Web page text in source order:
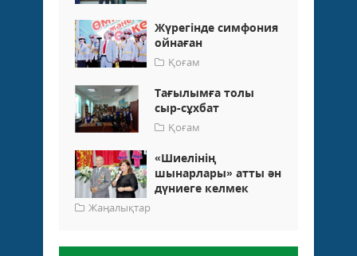
Жүрегінде симфония
ойнаған
Қоғам
Тағылымға толы
сыр-сұхбат
Қоғам
«Шиелінің
шынарлары» атты ән
дүниеге келмек
Жаңалықтар